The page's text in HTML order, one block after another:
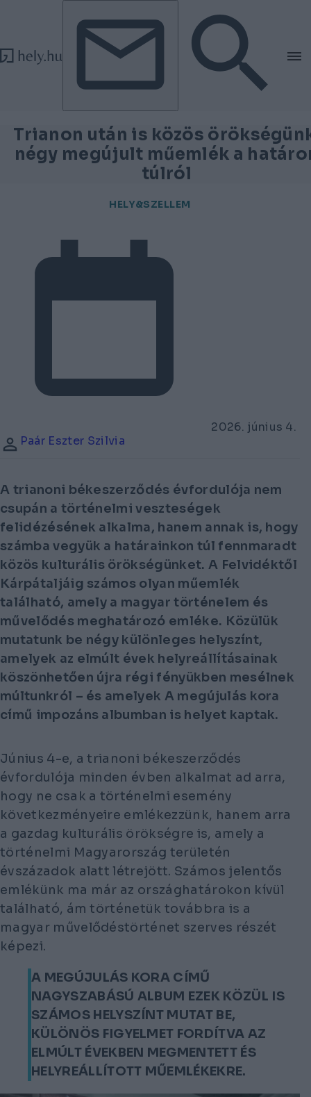
Tovább a tartalomhoz
Tovább a lábléchez
Trianon után is közös
négy megújult műemlék a
túlról
HELY&SZELLEM
2026. június 4.
Paár Eszter Szilvia
A trianoni békeszerződés évfordulója nem
csupán a történelmi veszteségek
felidézésének alkalma, hanem annak is, hogy
számba vegyük a határainkon túl fennmaradt
közös kulturális örökségünket. A Felvidéktől
Kárpátaljáig számos olyan műemlék
található, amely a magyar történelem és
művelődés meghatározó emléke. Közülük
mutatunk be négy különleges helyszínt,
amelyek az elmúlt évek helyreállításainak
köszönhetően újra régi fényükben mesélnek
múltunkról – és amelyek A megújulás kora
című impozáns albumban is helyet kaptak.
Június 4-e, a trianoni békeszerződés
évfordulója minden évben alkalmat ad arra,
hogy ne csak a történelmi esemény
következményeire emlékezzünk, hanem arra
a gazdag kulturális örökségre is, amely a
történelmi Magyarország területén
évszázadok alatt létrejött. Számos jelentős
emlékünk ma már az országhatárokon kívül
található, ám történetük továbbra is a
magyar művelődéstörténet szerves részét
képezi.
A MEGÚJULÁS KORA CÍMŰ
NAGYSZABÁSÚ ALBUM EZEK KÖZÜL IS
SZÁMOS HELYSZÍNT MUTAT BE,
KÜLÖNÖS FIGYELMET FORDÍTVA AZ
ELMÚLT ÉVEKBEN MEGMENTETT ÉS
HELYREÁLLÍTOTT MŰEMLÉKEKRE.